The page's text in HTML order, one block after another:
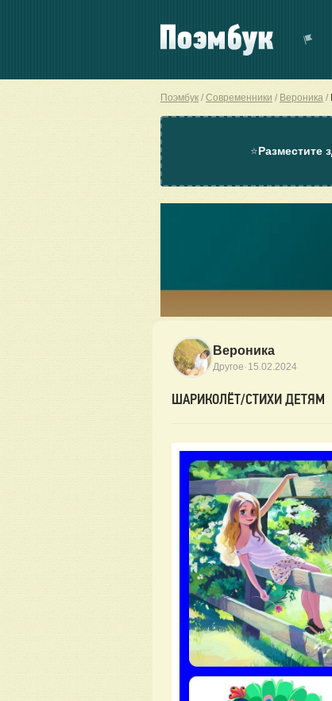
Поэмбук Современники Вероника
⭐Разместите
Вероника
Другое · 15.02.2024
ШАРИКОЛЁТ/СТИХИ ДЕТЯМ